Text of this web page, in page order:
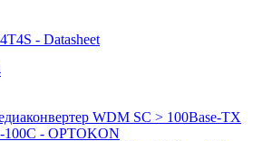
- Datasheet